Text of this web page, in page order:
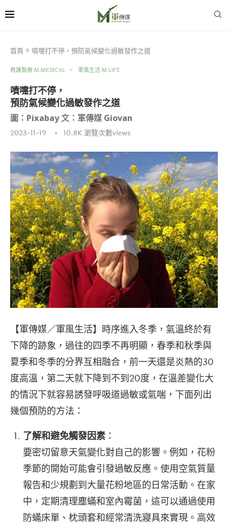
首頁 » 噴嚏打不停，預防氣候變化過敏發作之道
救護醫療 M.MEDICAL 軍風生活 M.LIFE
噴嚏打不停，
預防氣候變化過敏發作之道
圖：Pixabay 文：軍傳媒 Giovan
2023-11-19 10.8K瀏覽次數views
【軍傳媒／軍風生活】時序進入冬季，氣溫終於有
下降的跡象，過往的四季不再明顯，春季和秋季與
夏季和冬季的分界互相融合，前一天還是炎熱的30
度高溫，第二天就下降到不到20度，在溫差變化大
的情況下就容易誘發呼吸道過敏或氣喘，下面列出
幾個預防的方法：
了解和避免觸發因素 ：
要密切留意天氣變化對自己的影響。例如，花粉
季節的開始可能會引發過敏反應。使用空氣質量
報告和少規劃到大量花粉地區的日常活動。在家
中，定期清理塵蟎和室內霉菌，這可以通過使用
防蟎床單、枕頭套和經常清洗寢具來實現。高效